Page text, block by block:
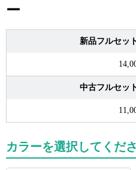
ー
新品フルセッ
中古フルセッ
カラーを選択してくだ